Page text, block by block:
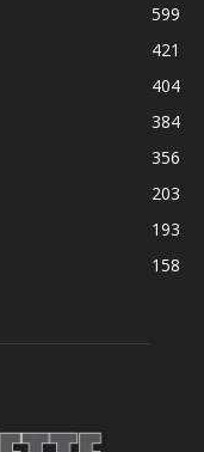
599
421
404
384
356
203
193
158